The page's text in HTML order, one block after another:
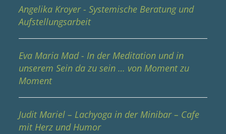
Angelika Kroyer - Systemische Beratung und
Aufstellungsarbeit
Eva Maria Mad - In der Meditation und in
unserem Sein da zu sein … von Moment zu
Moment
Judit Mariel – Lachyoga in der Minibar – Cafe
mit Herz und Humor